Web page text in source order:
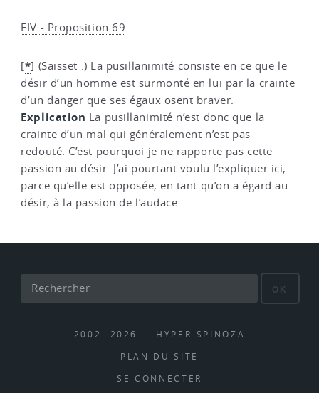
EIV - Proposition 69.
[*] (Saisset :) La pusillanimité consiste en ce que le
désir d’un homme est surmonté en lui par la crainte
d’un danger que ses égaux osent braver.
Explication La pusillanimité n’est donc que la
crainte d’un mal qui généralement n’est pas
redouté. C’est pourquoi je ne rapporte pas cette
passion au désir. J’ai pourtant voulu l’expliquer ici,
parce qu’elle est opposée, en tant qu’on a égard au
désir, à la passion de l’audace.
OK
2002- 2026 — HYPER-SPINOZA
PLAN DU SITE
SE CONNECTER